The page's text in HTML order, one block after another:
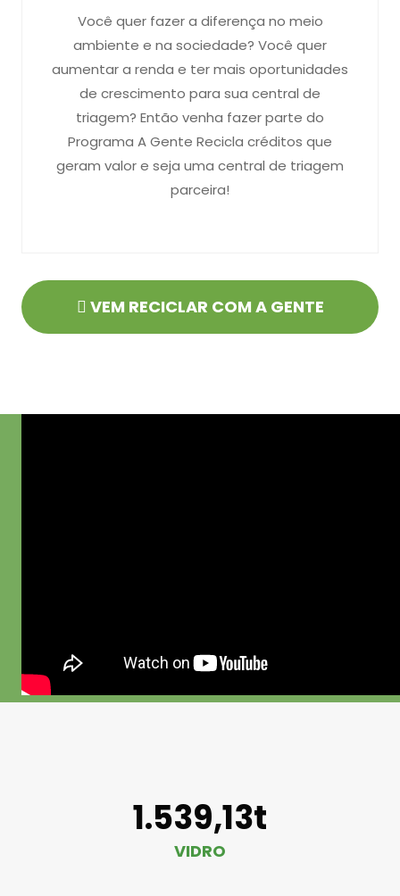
Você quer fazer a diferença no meio
ambiente e na sociedade? Você quer
aumentar a renda e ter mais oportunidades
de crescimento para sua central de
triagem? Então venha fazer parte do
Programa A Gente Recicla créditos que
geram valor e seja uma central de triagem
parceira!
VEM RECICLAR COM A GENTE
1.539,13t
VIDRO